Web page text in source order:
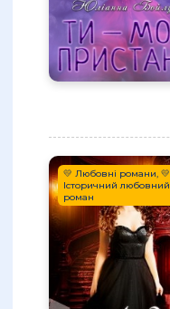
💛 Любовні романи, 💛
Історичний любовний
роман